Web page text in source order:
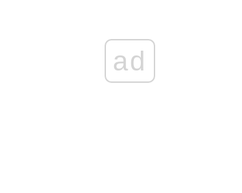
วันไหนที่เธอสับสน วันไหนมืดมนไม่เหลือใครๆ
จำไว้ว่ายังมีฉัน เพราะฉันยังคงห่วง
ad